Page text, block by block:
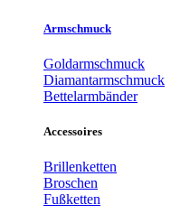
Armschmuck
Goldarmschmuck
Diamantarmschmuck
Bettelarmbänder
Accessoires
Brillenketten
Broschen
Fußketten